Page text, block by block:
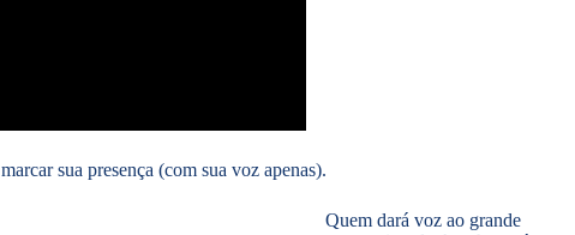
marcar sua presença (com sua voz apenas).
Quem dará voz ao grande